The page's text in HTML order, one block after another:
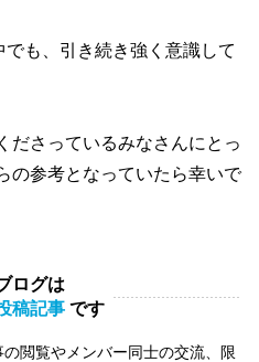
も、引き続き強く意識して
ださっているみなさんにとっ
の参考となっていたら幸いで
ログは
稿記事 です
閲覧やメンバー同士の交流、限